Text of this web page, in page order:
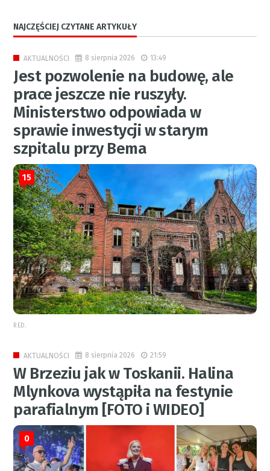
NAJCZĘŚCIEJ CZYTANE ARTYKUŁY
AKTUALNOŚCI 8 sierpnia 2026 13:49
Jest pozwolenie na budowę, ale
prace jeszcze nie ruszyły.
Ministerstwo odpowiada w
sprawie inwestycji w starym
szpitalu przy Bema
15
RED.
AKTUALNOŚCI 8 sierpnia 2026 21:59
W Brzeziu jak w Toskanii. Halina
Mlynkova wystąpiła na festynie
parafialnym [FOTO i WIDEO]
0